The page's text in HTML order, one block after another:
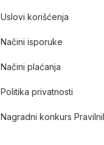
Uslovi korišćenja
Načini isporuke
Načini plaćanja
Politika privatnosti
Nagradni konkurs